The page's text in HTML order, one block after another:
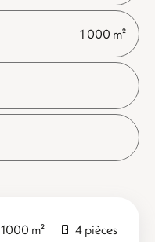
1 000 m²
1000 m²
4 pièces